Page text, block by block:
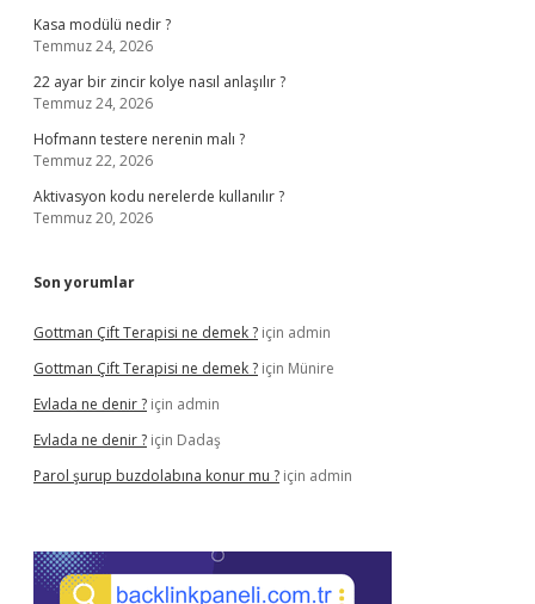
Kasa modülü nedir ?
Temmuz 24, 2026
22 ayar bir zincir kolye nasıl anlaşılır ?
Temmuz 24, 2026
Hofmann testere nerenin malı ?
Temmuz 22, 2026
Aktivasyon kodu nerelerde kullanılır ?
Temmuz 20, 2026
Son yorumlar
Gottman Çift Terapisi ne demek ? için admin
Gottman Çift Terapisi ne demek ? için Münire
Evlada ne denir ? için admin
Evlada ne denir ? için Dadaş
Parol şurup buzdolabına konur mu ? için admin